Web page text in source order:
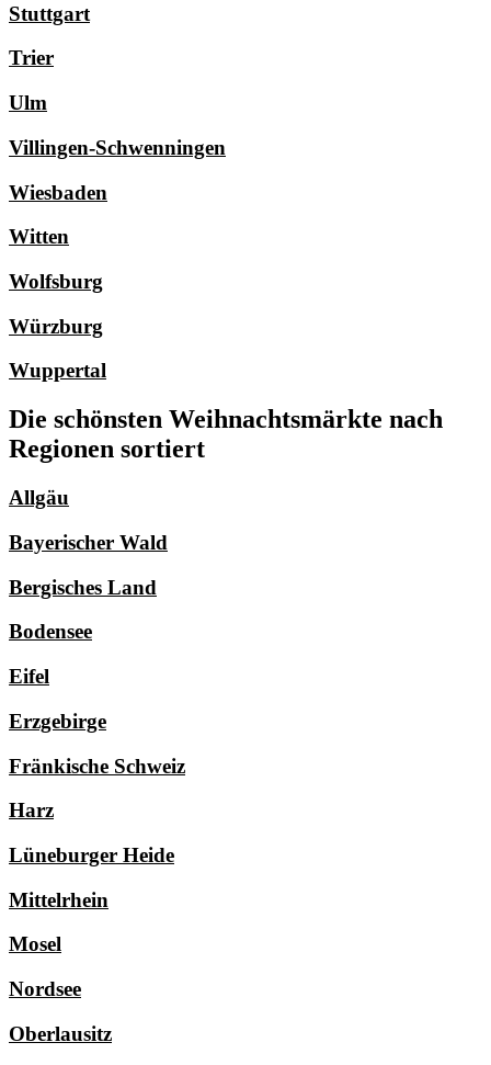
Stuttgart
Trier
Ulm
Villingen-Schwenningen
Wiesbaden
Witten
Wolfsburg
Würzburg
Wuppertal
Die schönsten Weihnachtsmärkte nach
Regionen sortiert
Allgäu
Bayerischer Wald
Bergisches Land
Bodensee
Eifel
Erzgebirge
Fränkische Schweiz
Harz
Lüneburger Heide
Mittelrhein
Mosel
Nordsee
Oberlausitz